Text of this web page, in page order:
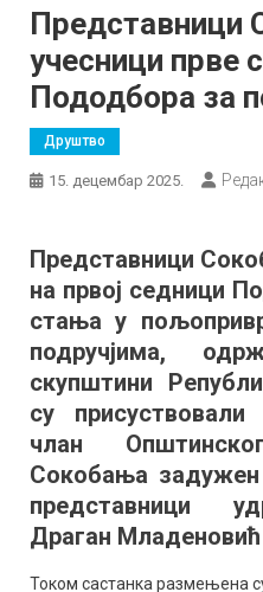
Представници
учесници прве
Пододбора за
Друштво
15. децембар 2025.
Представници
на првој седници
стања у
подручјима,
скупштини
су
члан
Сокобања
представници
Драган
Током састанка размењена